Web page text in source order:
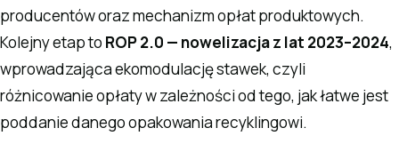
producentów oraz mechanizm opłat produktowych.
Kolejny etap to ROP 2.0 — nowelizacja z lat 2023–2024,
wprowadzająca ekomodulację stawek, czyli
różnicowanie opłaty w zależności od tego, jak łatwe jest
poddanie danego opakowania recyklingowi.